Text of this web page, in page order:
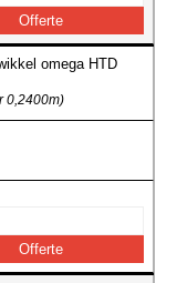
omega HTD
0,2400m)